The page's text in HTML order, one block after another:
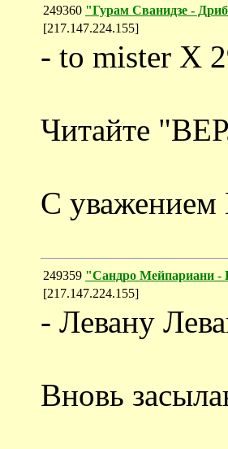
249360 "Гурам Сванидзе -
[217.147.224.155]
- to mister X
Читайте
С уважением
249359 "Сандро Мейпариани -
[217.147.224.155]
- Левану
Вновь